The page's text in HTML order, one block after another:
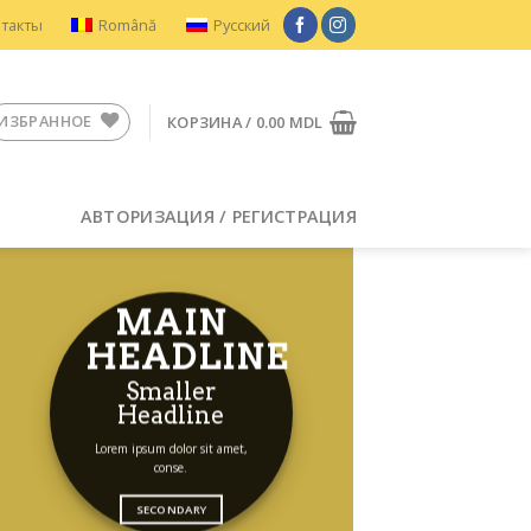
Română Русский
КОРЗИНА / 0.00 MDL
АВТОРИЗАЦИЯ / РЕГИСТРАЦИЯ
MAIN
HEADLINE
Smaller
Headline
Lorem ipsum dolor sit amet,
conse.
SECONDARY